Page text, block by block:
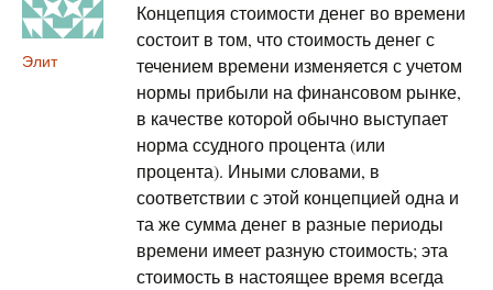
Элит
Концепция стоимости денег во времени
состоит в том, что стоимость денег с
течением времени изменяется с учетом
нормы прибыли на финансовом рынке,
в качестве которой обычно выступает
норма ссудного процента (или
процента). Иными словами, в
соответствии с этой концепцией одна и
та же сумма денег в разные периоды
времени имеет разную стоимость; эта
стоимость в настоящее время всегда